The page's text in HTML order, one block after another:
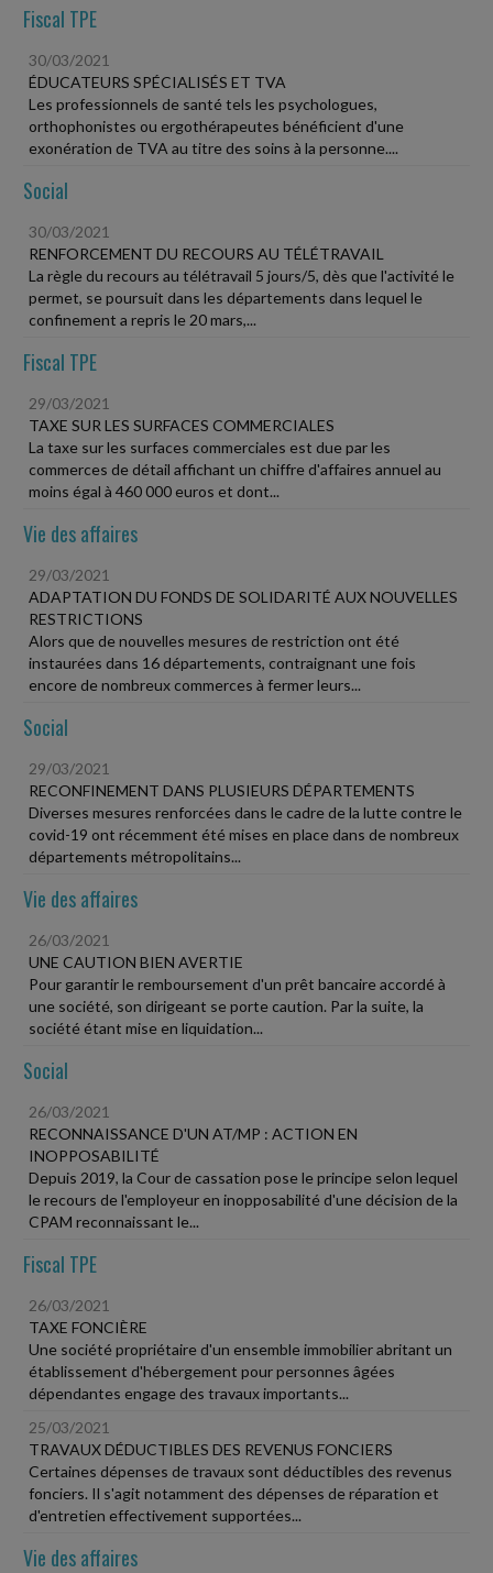
Fiscal TPE
30/03/2021
ÉDUCATEURS SPÉCIALISÉS ET TVA
Les professionnels de santé tels les psychologues,
orthophonistes ou ergothérapeutes bénéficient d'une
exonération de TVA au titre des soins à la personne....
Social
30/03/2021
RENFORCEMENT DU RECOURS AU TÉLÉTRAVAIL
La règle du recours au télétravail 5 jours/5, dès que l'activité le
permet, se poursuit dans les départements dans lequel le
confinement a repris le 20 mars,...
Fiscal TPE
29/03/2021
TAXE SUR LES SURFACES COMMERCIALES
La taxe sur les surfaces commerciales est due par les
commerces de détail affichant un chiffre d'affaires annuel au
moins égal à 460 000 euros et dont...
Vie des affaires
29/03/2021
ADAPTATION DU FONDS DE SOLIDARITÉ AUX NOUVELLES
RESTRICTIONS
Alors que de nouvelles mesures de restriction ont été
instaurées dans 16 départements, contraignant une fois
encore de nombreux commerces à fermer leurs...
Social
29/03/2021
RECONFINEMENT DANS PLUSIEURS DÉPARTEMENTS
Diverses mesures renforcées dans le cadre de la lutte contre le
covid-19 ont récemment été mises en place dans de nombreux
départements métropolitains...
Vie des affaires
26/03/2021
UNE CAUTION BIEN AVERTIE
Pour garantir le remboursement d'un prêt bancaire accordé à
une société, son dirigeant se porte caution. Par la suite, la
société étant mise en liquidation...
Social
26/03/2021
RECONNAISSANCE D'UN AT/MP : ACTION EN
INOPPOSABILITÉ
Depuis 2019, la Cour de cassation pose le principe selon lequel
le recours de l'employeur en inopposabilité d'une décision de la
CPAM reconnaissant le...
Fiscal TPE
26/03/2021
TAXE FONCIÈRE
Une société propriétaire d'un ensemble immobilier abritant un
établissement d'hébergement pour personnes âgées
dépendantes engage des travaux importants...
25/03/2021
TRAVAUX DÉDUCTIBLES DES REVENUS FONCIERS
Certaines dépenses de travaux sont déductibles des revenus
fonciers. Il s'agit notamment des dépenses de réparation et
d'entretien effectivement supportées...
Vie des affaires